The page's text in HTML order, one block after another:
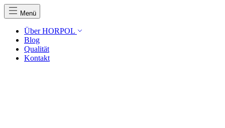
Menü
Über HORPOL
Blog
Qualität
Kontakt